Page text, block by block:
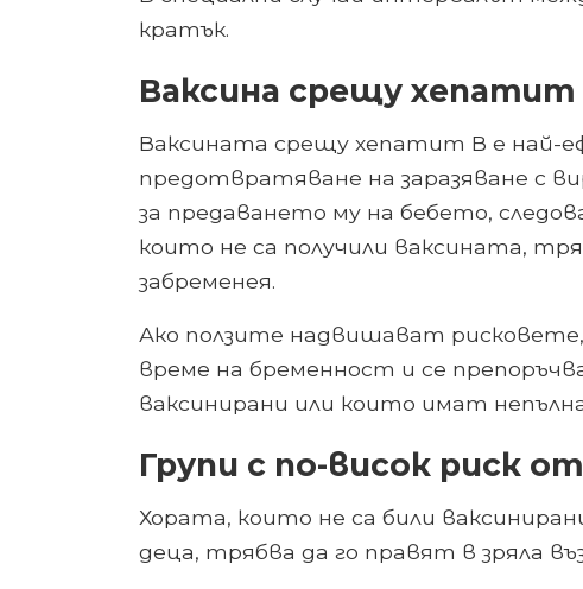
кратък.
Ваксина срещу
Ваксината срещу хепатит В е най-
предотвратяване на заразяване с
за предаването му на бебето,
които не са получили ваксината,
забременея.
Ако ползите надвишават
време на бременност и се
ваксинирани или които имат
Групи с по-висок риск
Хората, които не са били
деца, трябва да го правят в зряла